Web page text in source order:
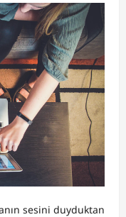
sesini duyduktan